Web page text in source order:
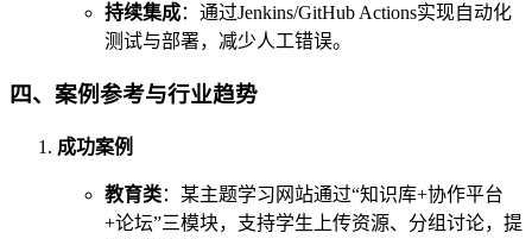
持续集成：通过Jenkins/GitHub Actions实现自动化
测试与部署，减少人工错误。
四、案例参考与行业趋势
成功案例
教育类：某主题学习网站通过“知识库+协作平台
+论坛”三模块，支持学生上传资源、分组讨论，提